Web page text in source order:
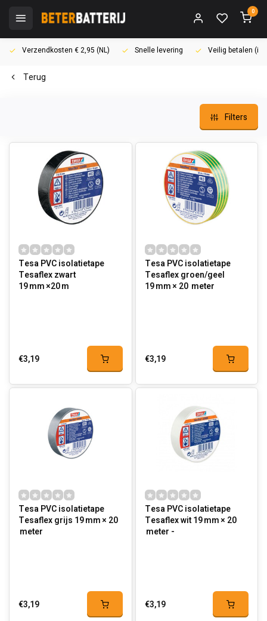
0
Verzendkosten € 2,95 (NL) Snelle levering Veilig betalen
Terug
Filters
Tesa PVC isolatietape
Tesaflex zwart
19 mm ×20 m
€3,19
Tesa PVC isolatietape
Tesaflex groen/geel
19 mm × 20 meter
€3,19
Tesa PVC isolatietape
Tesaflex grijs 19 mm × 20
meter
€3,19
Tesa PVC isolatietape
Tesaflex wit 19 mm × 20
meter -
€3,19